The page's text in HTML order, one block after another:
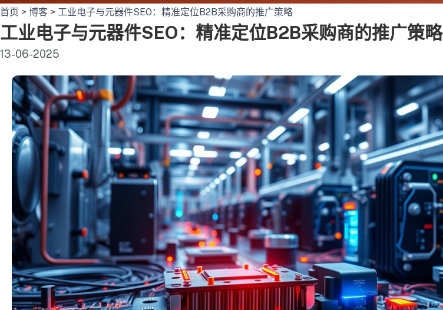
首页 > 博客 > 工业电子与元器件SEO：精准定位B2B采购商的推广策略
工业电子与元器件SEO：精准定位B2B采购商的推广策略
13-06-2025